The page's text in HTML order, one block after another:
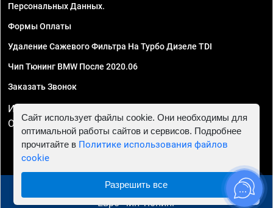
Персональных Данных.
Формы Оплаты
Удаление Сажевого Фильтра На Турбо Дизеле TDI
Чип Тюнинг BMW После 2020.06
Заказать Звонок
ИП Смирнов Георгий Павлович. ИНН 781302555843,
ОГРНИП 324470400032610
© 2010 - 2026 Чип тюнинг в Махачкале - Автосервис
"Евро Чип Тюнинг"
Сайт использует файлы cookie. Они необходимы для
оптимальной работы сайтов и сервисов. Подробнее
прочитайте в Политике использования файлов
cookie
Разрешить все